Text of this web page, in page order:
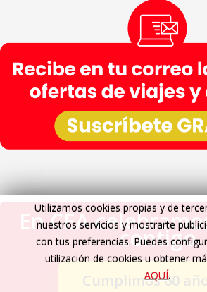
En CEA
contigo
Cumplimos 60
Utilizamos cookies propias y de
nuestros servicios y mostrarte
con tus preferencias. Puedes
utilización de cookies u obtener
AQUÍ.